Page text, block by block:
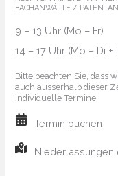
FACHANWÄLTE /
9 – 13 Uhr (Mo – Fr)
14 – 17 Uhr (Mo – Di +
Bitte beachten Sie, dass
auch ausserhalb dieser
individuelle Termine.
Termin buchen
Niederlassungen